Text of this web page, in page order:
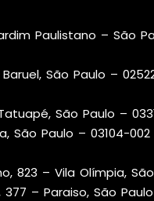
Paulistano – São
São Paulo –
São Paulo –
São Paulo – 03104-002
823 – Vila Olímpia,
– Paraiso, São